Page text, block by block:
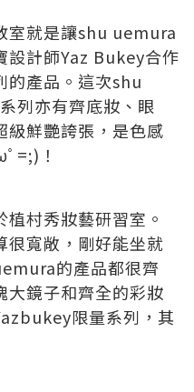
室就是讓shu uemura
設計師Yaz Bukey合作
的產品。這次shu
列亦有齊底妝、眼
級鮮艷誇張，是色感
=;)！
村秀妝藝研習室。
很寬敞，剛好能坐就
的產品都很齊
大鏡子和齊全的彩妝
限量系列，其